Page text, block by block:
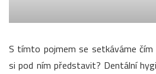
S tímto pojmem se setkáváme
si pod ním představit? Dentální